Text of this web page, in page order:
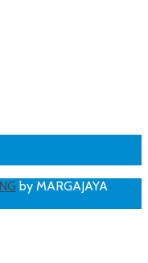
by MARGAJAYA